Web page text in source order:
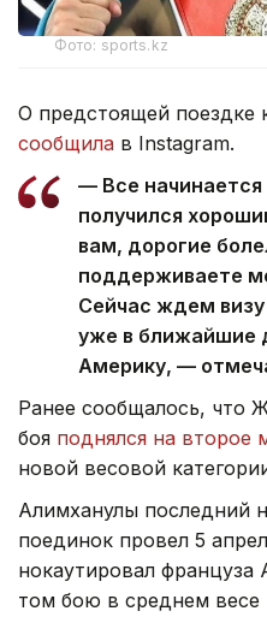
Фото: sports.kz
О предстоящей поездке
сообщила в Instagram.
— Все
получился
вам, дорогие
поддерживаете
Сейчас ждем
уже в ближайшие
Америку, —
Ранее сообщалось, что
боя поднялся на второе
новой весовой
Алимханулы последний
поединок провел 5
нокаутировал француза
том бою в среднем весе